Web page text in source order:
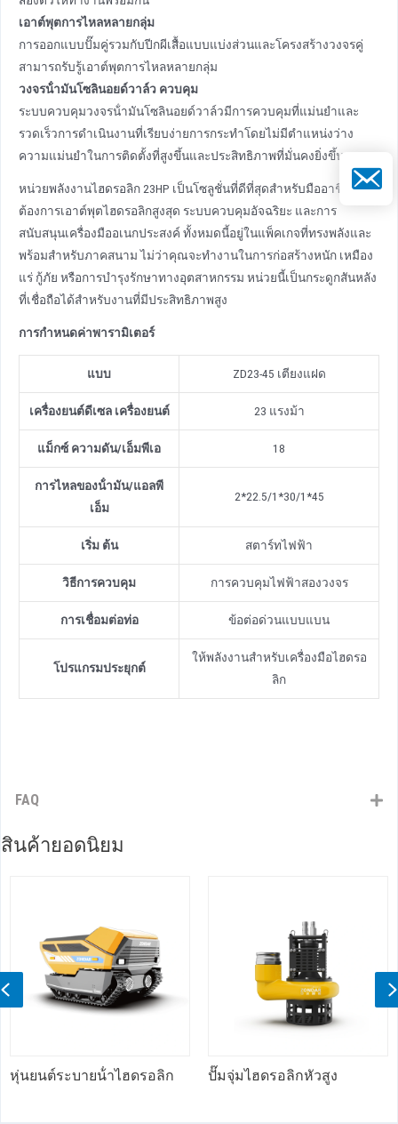
เอาต์พุตการไหลหลายกลุ่ม
การออกแบบปั๊มคู่รวมกับปีกผีเสื้อแบบแบ่งส่วนและโครงสร้างวงจรคู่
สามารถรับรู้เอาต์พุตการไหลหลายกลุ่ม
วงจรน้ํามันโซลินอยด์วาล์ว ควบคุม
ระบบควบคุมวงจรน้ํามันโซลินอยด์วาล์วมีการควบคุมที่แม่นยําและ
รวดเร็วการดําเนินงานที่เรียบง่ายการกระทําโดยไม่มีตําแหน่งว่าง
ความแม่นยําในการติดตั้งที่สูงขึ้นและประสิทธิภาพที่มั่นคงยิ่งขึ้น
หน่วยพลังงานไฮดรอลิก 23HP เป็นโซลูชั่นที่ดีที่สุดสําหรับมืออาชีพที่
ต้องการเอาต์พุตไฮดรอลิกสูงสุด ระบบควบคุมอัจฉริยะ และการ
สนับสนุนเครื่องมืออเนกประสงค์ ทั้งหมดนี้อยู่ในแพ็คเกจที่ทรงพลังและ
พร้อมสําหรับภาคสนาม ไม่ว่าคุณจะทํางานในการก่อสร้างหนัก เหมือง
แร่ กู้ภัย หรือการบํารุงรักษาทางอุตสาหกรรม หน่วยนี้เป็นกระดูกสันหลัง
ที่เชื่อถือได้สําหรับงานที่มีประสิทธิภาพสูง
การกําหนดค่าพารามิเตอร์
แบบ ZD23-45 เตียงแฝด
เครื่องยนต์ดีเซล เครื่องยนต์ 23 แรงม้า
แม็กซ์ ความดัน/เอ็มพีเอ 18
การไหลของน้ํามัน/แอลพี
เอ็ม
2*22.5/1*30/1*45
เริ่ม ต้น สตาร์ทไฟฟ้า
วิธีการควบคุม การควบคุมไฟฟ้าสองวงจร
การเชื่อมต่อท่อ ข้อต่อด่วนแบบแบน
โปรแกรมประยุกต์
ให้พลังงานสําหรับเครื่องมือไฮดรอ
ลิก
FAQ
สินค้ายอดนิยม
ลิก ปั๊มจุ่มไฮดรอลิกหัวสูง
ปั๊มถนนลาดยางไฮดร
Previous
อีเมล